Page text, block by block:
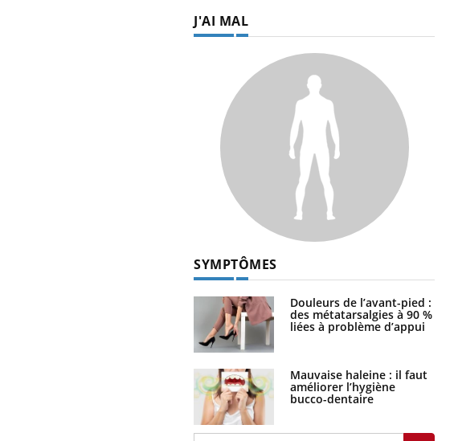
J'AI MAL
SYMPTÔMES
Douleurs de l’avant-pied :
des métatarsalgies à 90 %
liées à problème d’appui
Mauvaise haleine : il faut
améliorer l’hygiène
bucco-dentaire